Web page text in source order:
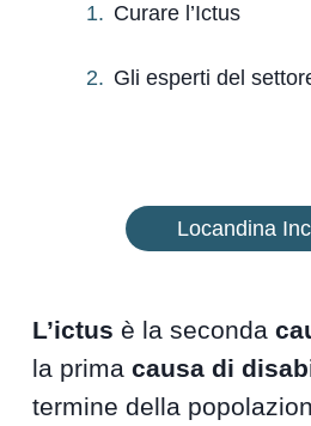
Curare l’Ictus
Gli esperti del
Locandina
L’ictus è la seconda
la primacausa di
termine della